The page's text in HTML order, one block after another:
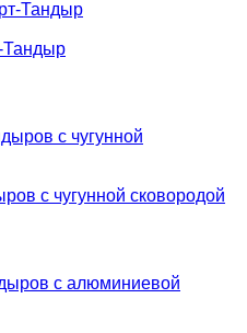
Тандыр
с чугунной сковородой